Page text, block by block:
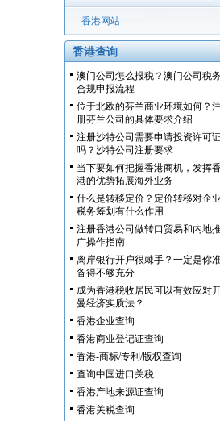
香港网站
香港查询
澳门公司怎么报税？澳门公司税
合规申报流程
位于北欧的芬兰商业环境如何？注
册芬兰公司的具体要求介绍
注册沙特公司需要申请投资许可
吗？沙特公司注册要求
当下要如何把握香港商机，发挥
港的优势拓展海外业务
什么是转移定价？定价转移对企业
税务筹划有什么作用
注册香港公司做转口贸易和内地
广操作指南
离岸银行开户很棘手？一定是你
备得不够充分
成为香港税收居民可以有效应对
曼经济实质法？
香港企业查询
香港商业登记证查询
香港-商标/专利/版权查询
查询中国进口关税
香港产地来源证查询
香港关税查询